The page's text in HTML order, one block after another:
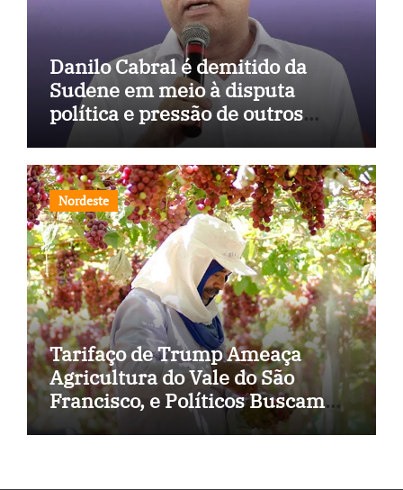
Danilo Cabral é demitido da
Sudene em meio à disputa
política e pressão de outros
estados
Nordeste
Tarifaço de Trump Ameaça
Agricultura do Vale do São
Francisco, e Políticos Buscam
Soluções